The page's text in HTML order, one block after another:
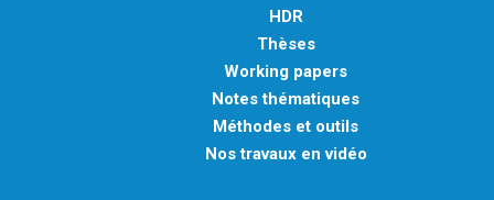
HDR
Thèses
Working papers
Notes thématiques
Méthodes et outils
Nos travaux en vidéo